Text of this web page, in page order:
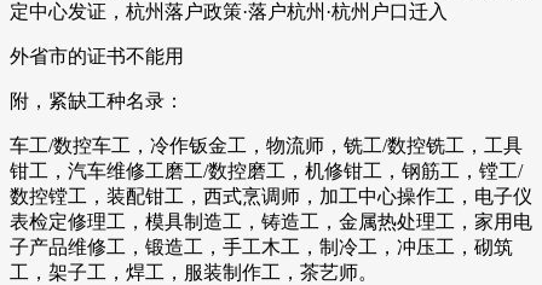
定中心发证，杭州落户政策·落户杭州·杭州户口迁入
外省市的证书不能用
附，紧缺工种名录：
车工/数控车工，冷作钣金工，物流师，铣工/数控铣工，工具
钳工，汽车维修工磨工/数控磨工，机修钳工，钢筋工，镗工/
数控镗工，装配钳工，西式烹调师，加工中心操作工，电子仪
表检定修理工，模具制造工，铸造工，金属热处理工，家用电
子产品维修工，锻造工，手工木工，制冷工，冲压工，砌筑
工，架子工，焊工，服装制作工，茶艺师。